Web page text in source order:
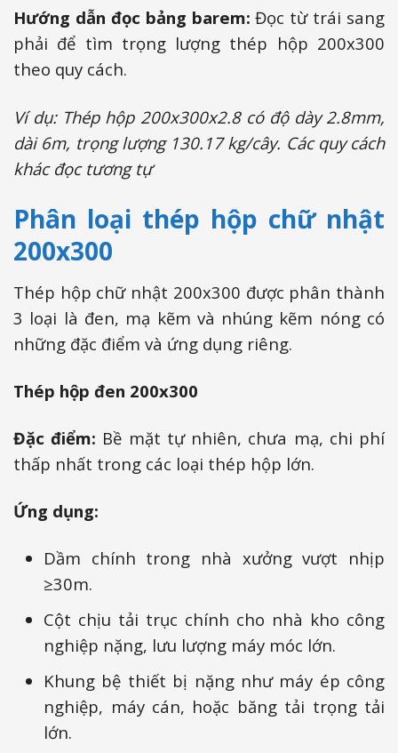
Hướng dẫn đọc bảng barem:Đọc từ trái sang
phải để tìm trọng lượng thép hộp 200x300
theo quy cách.
Ví dụ: Thép hộp 200x300x2.8 có độ dày 2.8mm,
dài 6m, trọng lượng 130.17 kg/cây. Các quy cách
khác đọc tương tự
Phân loại thép hộp chữ nhật
200x300
Thép hộp chữ nhật 200x300 được phân thành
3 loại là đen, mạ kẽm và nhúng kẽm nóng có
những đặc điểm và ứng dụng riêng.
Thép hộp đen 200x300
Đặc điểm: Bề mặt tự nhiên, chưa mạ, chi phí
thấp nhất trong các loại thép hộp lớn.
Ứng dụng:
Dầm chính trong nhà xưởng vượt nhịp
≥30m.
Cột chịu tải trục chính cho nhà kho công
nghiệp nặng, lưu lượng máy móc lớn.
Khung bệ thiết bị nặng như máy ép công
nghiệp, máy cán, hoặc băng tải trọng tải
lớn.